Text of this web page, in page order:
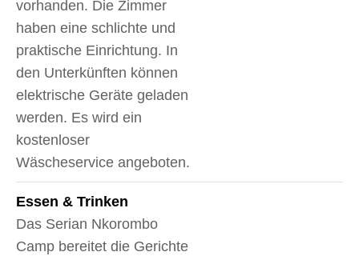
vorhanden. Die Zimmer
haben eine schlichte und
praktische Einrichtung. In
den Unterkünften können
elektrische Geräte geladen
werden. Es wird ein
kostenloser
Wäscheservice angeboten.
Essen & Trinken
Das Serian Nkorombo
Camp bereitet die Gerichte